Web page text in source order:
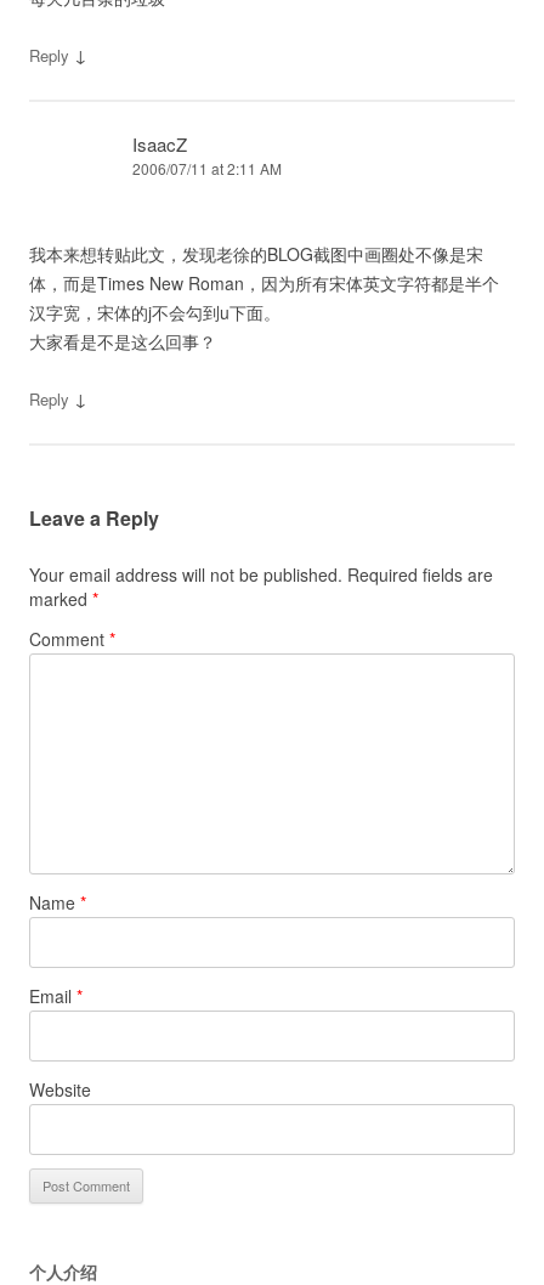
Reply ↓
IsaacZ
2006/07/11 at 2:11 AM
我本来想转贴此文，发现老徐的BLOG截图中画圈处不像是宋
体，而是Times New Roman，因为所有宋体英文字符都是半个
汉字宽，宋体的j不会勾到u下面。
大家看是不是这么回事？
Reply ↓
Leave a Reply
Your email address will not be published. Required fields are
marked *
Comment *
Name *
Email *
Website
个人介绍